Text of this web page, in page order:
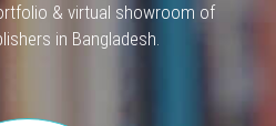
& virtual showroom of
in Bangladesh.